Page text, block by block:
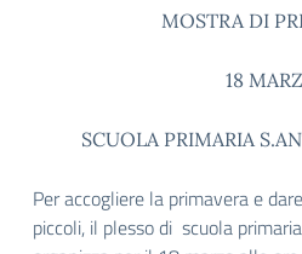
MOSTRA DI
18
SCUOLA PRIMARIA
Per accogliere la primavera e
piccoli, il plesso di scuola